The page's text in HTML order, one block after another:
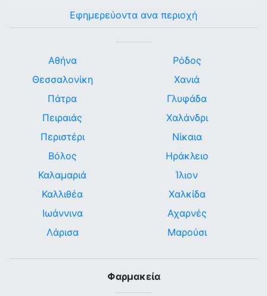
Εφημερεύοντα ανα περιοχή
Αθήνα
Θεσσαλονίκη
Πάτρα
Πειραιάς
Περιστέρι
Βόλος
Καλαμαριά
Καλλιθέα
Ιωάννινα
Λάρισα
Ρόδος
Χανιά
Γλυφάδα
Χαλάνδρι
Νίκαια
Ηράκλειο
Ίλιον
Χαλκίδα
Αχαρνές
Μαρούσι
Φαρμακεία